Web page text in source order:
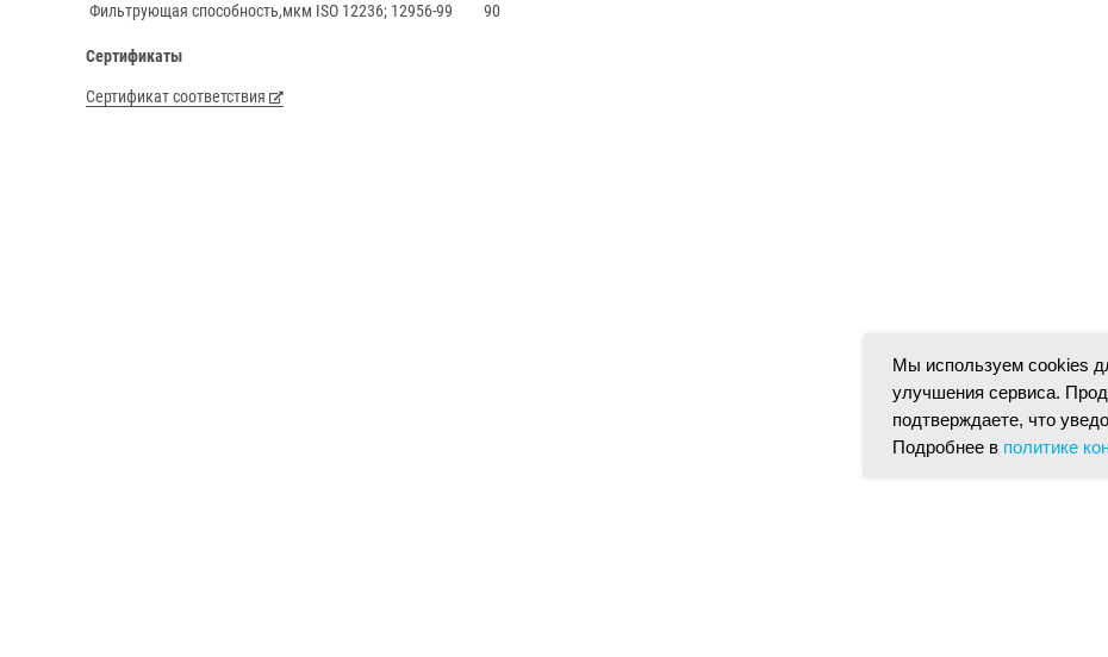
Мы используем cookies
улучшения сервиса.
подтверждаете, что
Подробнее в политике
Фильтрующая способность,мкм ISO 12236; 12956-99
90
Сертификаты
Сертификат соответствия